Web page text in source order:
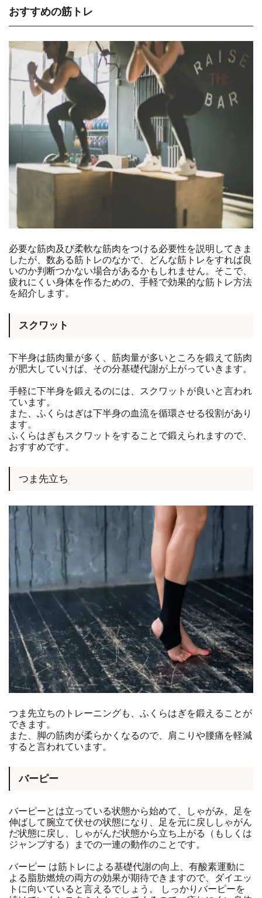
おすすめの筋トレ
必要な筋肉及び柔軟な筋肉をつける必要性を説明してきま
したが、数ある筋トレのなかで、どんな筋トレをすれば良
いのか判断つかない場合があるかもしれません。そこで、
疲れにくい身体を作るための、手軽で効果的な筋トレ方法
を紹介します。
スクワット
下半身は筋肉量が多く、筋肉量が多いところを鍛えて筋肉
が肥大していけば、その分基礎代謝が上がっていきます。
手軽に下半身を鍛えるのには、スクワットが良いと言われ
ています。
また、ふくらはぎは下半身の血流を循環させる役割があり
ます。
ふくらはぎもスクワットをすることで鍛えられますので、
おすすめです。
つま先立ち
つま先立ちのトレーニングも、ふくらはぎを鍛えることが
できます。
また、脚の筋肉が柔らかくなるので、肩こりや腰痛を軽減
すると言われています。
バーピー
バーピーとは立っている状態から始めて、しゃがみ、足を
伸ばして腕立て伏せの状態になり、足を元に戻ししゃがん
だ状態に戻し、しゃがんだ状態から立ち上がる（もしくは
ジャンプする）までの一連の動作のことです。
バーピー は筋トレによる基礎代謝の向上、有酸素運動に
よる脂肪燃焼の両方の効果が期待できますので、ダイエッ
トに向いていると言えるでしょう。 しっかりバーピーを